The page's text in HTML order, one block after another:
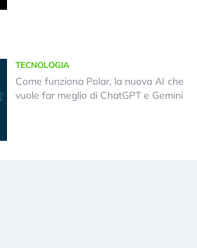
TECNOLOGIA
Come funziona Polar, la nuova AI che
vuole far meglio di ChatGPT e Gemini